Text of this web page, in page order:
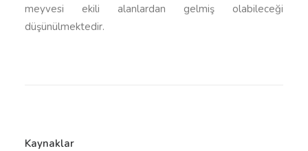
meyvesi ekili alanlardan gelmiş olabileceği
düşünülmektedir.
Kaynaklar